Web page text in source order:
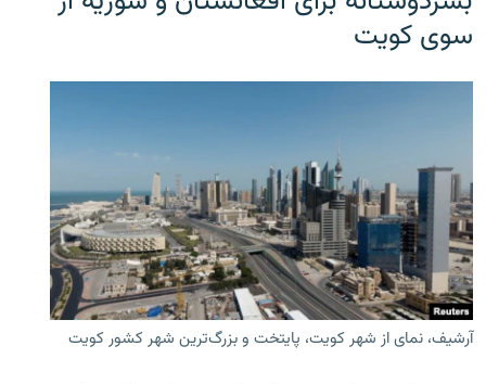
سوی کویت
آرشیف، نمای از شهر کویت، پایتخت و بزرگ‌ترین شهر کشور کویت